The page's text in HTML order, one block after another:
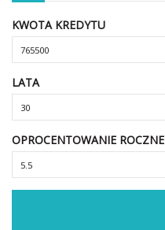
KWOTA KREDYTU
LATA
OPROCENTOWANIE ROCZNE